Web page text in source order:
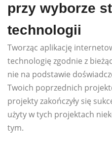
przy wyborze
technologii
Tworząc aplikację
technologię zgodnie z
nie na podstawie
Twoich poprzednich
projekty zakończyły się
użyty w tych projektach
tym.